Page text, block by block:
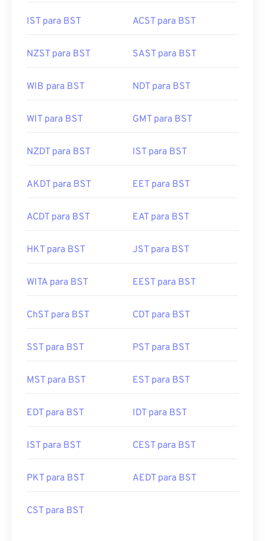
IST para BST ACST para BST
NZST para BST SAST para BST
WIB para BST NDT para BST
WIT para BST GMT para BST
NZDT para BST IST para BST
AKDT para BST EET para BST
ACDT para BST EAT para BST
HKT para BST JST para BST
WITA para BST EEST para BST
ChST para BST CDT para BST
SST para BST PST para BST
MST para BST EST para BST
EDT para BST IDT para BST
IST para BST CEST para BST
PKT para BST AEDT para BST
CST para BST